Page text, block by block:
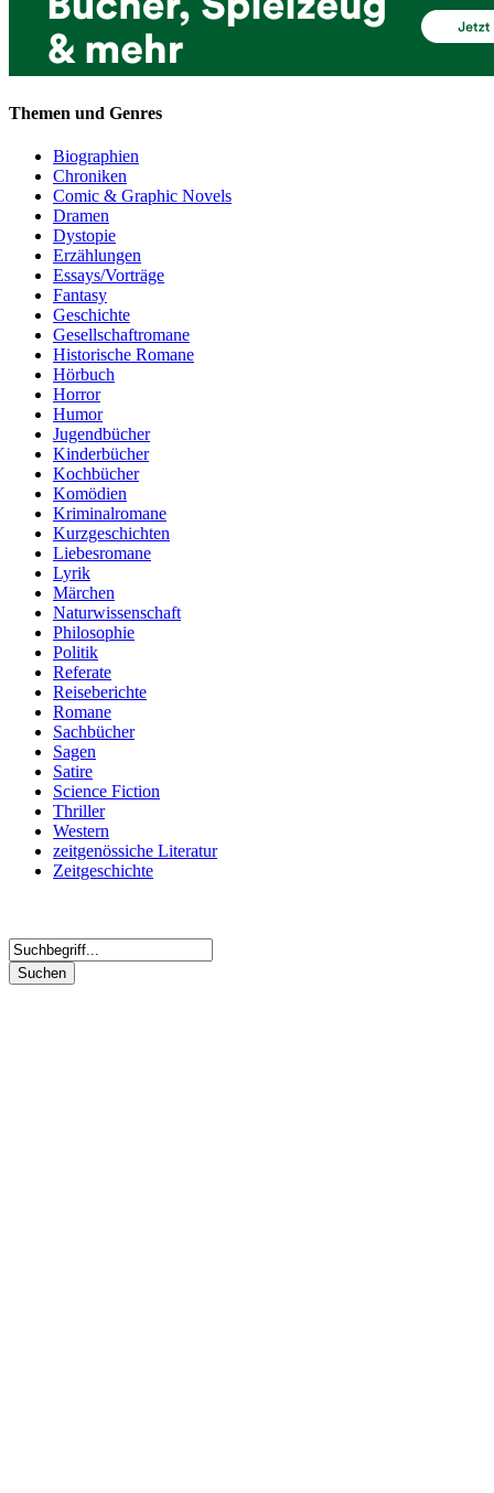
Themen und Genres
Biographien
Chroniken
Comic & Graphic Novels
Dramen
Dystopie
Erzählungen
Essays/Vorträge
Fantasy
Geschichte
Gesellschaftromane
Historische Romane
Hörbuch
Horror
Humor
Jugendbücher
Kinderbücher
Kochbücher
Komödien
Kriminalromane
Kurzgeschichten
Liebesromane
Lyrik
Märchen
Naturwissenschaft
Philosophie
Politik
Referate
Reiseberichte
Romane
Sachbücher
Sagen
Satire
Science Fiction
Thriller
Western
zeitgenössiche Literatur
Zeitgeschichte